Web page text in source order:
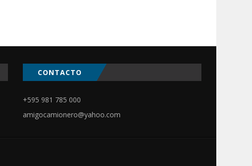
CONTACTO
+595 981 785 000
amigocamionero@yahoo.com